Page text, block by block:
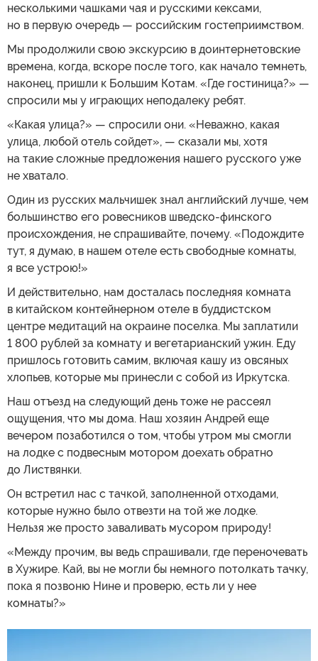
несколькими чашками чая и русскими кексами,
но в первую очередь — российским гостеприимством.
Мы продолжили свою экскурсию в доинтернетовские
времена, когда, вскоре после того, как начало темнеть,
наконец, пришли к Большим Котам. «Где гостиница?» —
спросили мы у играющих неподалеку ребят.
«Какая улица?» — спросили они. «Неважно, какая
улица, любой отель сойдет», — сказали мы, хотя
на такие сложные предложения нашего русского уже
не хватало.
Один из русских мальчишек знал английский лучше, чем
большинство его ровесников шведско-финского
происхождения, не спрашивайте, почему. «Подождите
тут, я думаю, в нашем отеле есть свободные комнаты,
я все устрою!»
И действительно, нам досталась последняя комната
в китайском контейнерном отеле в буддистском
центре медитаций на окраине поселка. Мы заплатили
1 800 рублей за комнату и вегетарианский ужин. Еду
пришлось готовить самим, включая кашу из овсяных
хлопьев, которые мы принесли с собой из Иркутска.
Наш отъезд на следующий день тоже не рассеял
ощущения, что мы дома. Наш хозяин Андрей еще
вечером позаботился о том, чтобы утром мы смогли
на лодке с подвесным мотором доехать обратно
до Листвянки.
Он встретил нас с тачкой, заполненной отходами,
которые нужно было отвезти на той же лодке.
Нельзя же просто заваливать мусором природу!
«Между прочим, вы ведь спрашивали, где переночевать
в Хужире. Кай, вы не могли бы немного потолкать тачку,
пока я позвоню Нине и проверю, есть ли у нее
комнаты?»